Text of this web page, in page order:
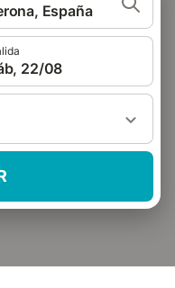
España
22/08